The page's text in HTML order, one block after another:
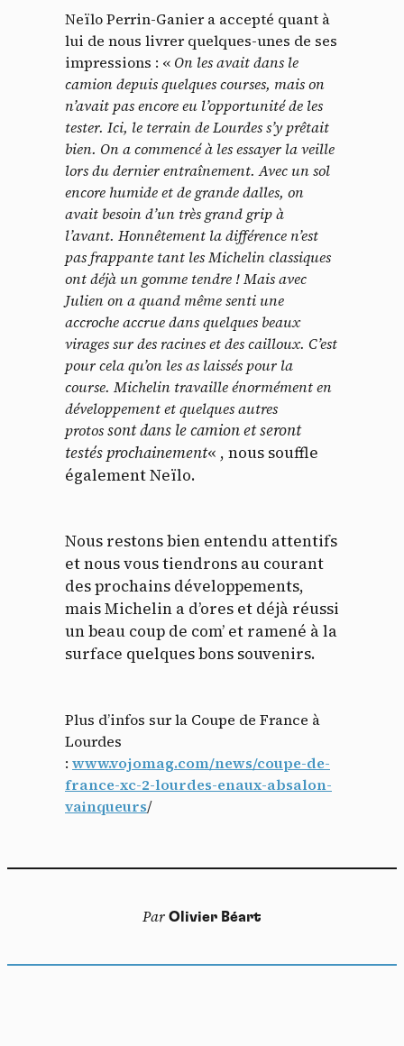
Neïlo Perrin-Ganier a accepté quant à
lui de nous livrer quelques-unes de ses
impressions : « On les avait dans le
camion depuis quelques courses, mais on
n’avait pas encore eu l’opportunité de les
tester. Ici, le terrain de Lourdes s’y prêtait
bien. On a commencé à les essayer la veille
lors du dernier entraînement. Avec un sol
encore humide et de grande dalles, on
avait besoin d’un très grand grip à
l’avant. Honnêtement la différence n’est
pas frappante tant les Michelin classiques
ont déjà un gomme tendre ! Mais avec
Julien on a quand même senti une
accroche accrue dans quelques beaux
virages sur des racines et des cailloux. C’est
pour cela qu’on les as laissés pour la
course. Michelin travaille énormément en
développement et quelques autres
protossont dans le camion et seront
testés prochainement« , nous souffle
également Neïlo.
Nous restons bien entendu attentifs
et nous vous tiendrons au courant
des prochains développements,
mais Michelin a d’ores et déjà réussi
un beau coup de com’ et ramené à la
surface quelques bons souvenirs.
Plus d’infos sur la Coupe de France à
Lourdes
: www.vojomag.com/news/coupe-de-
france-xc-2-lourdes-enaux-absalon-
vainqueurs/
Par Olivier Béart